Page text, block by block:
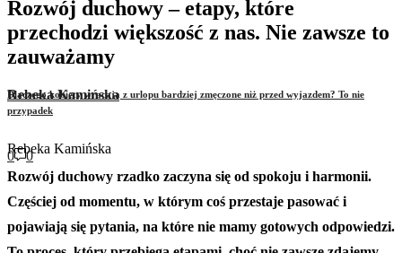
Dlaczego kobiety wracają z urlopu bardziej zmęczone niż przed wyjazdem? To nie
przypadek
Rebeka Kamińska
Rozwój duchowy – etapy, które
przechodzi większość z nas. Nie zawsze to
zauważamy
Rebeka Kamińska
0
0
Rozwój duchowy rzadko zaczyna się od spokoju i harmonii.
Częściej od momentu, w którym coś przestaje pasować i
pojawiają się pytania, na które nie mamy gotowych odpowiedzi.